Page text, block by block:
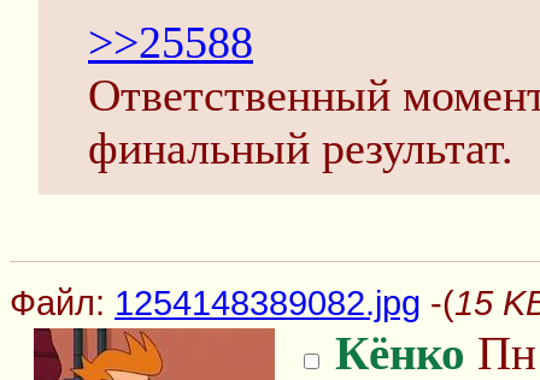
>>25588
Ответственный
финальный результат.
Файл: 1254148389082.jpg -(15
Кёнко Пн